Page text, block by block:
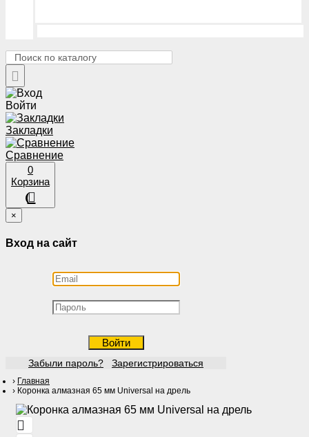
Войти
Закладки
Сравнение
0
Корзина
×
Вход на сайт
Войти
Забыли пароль? Зарегистрироваться
Главная
Коронка алмазная 65 мм Universal на дрель